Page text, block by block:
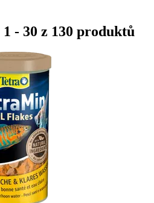
- 30 z 130 produktů